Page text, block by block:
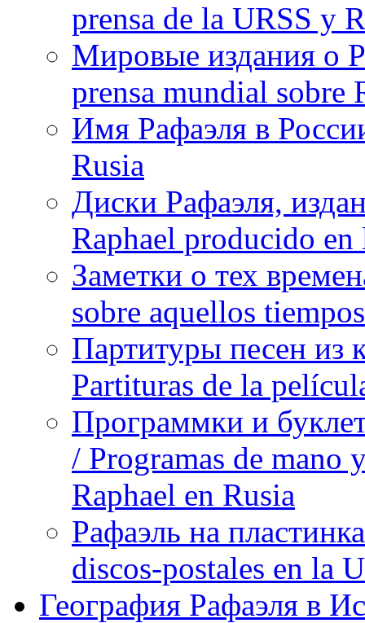
prensa de la URSS y
Мировые издания о
prensa mundial sobre
Имя Рафаэля в
Rusia
Диски Рафаэля,
Raphael producido en
Заметки о тех
sobre aquellos
Партитуры песен из
Partituras de la
Программки и
/ Programas de mano
Raphael en Rusia
Рафаэль на
discos-postales en la
География Рафаэля в